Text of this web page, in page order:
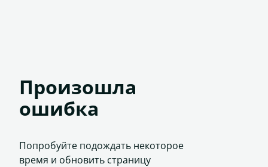
Произошла
ошибка
Попробуйте подождать некоторое
время и обновить страницу